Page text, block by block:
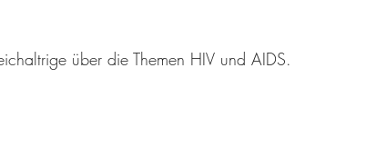
über die Themen HIV und AIDS.